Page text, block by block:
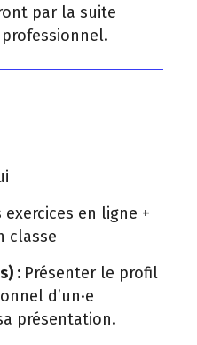
par la suite
en ligne +
classe
: Présenter le profil
d’un·e
présentation.